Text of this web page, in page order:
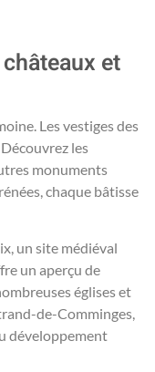
et
Les vestiges des
les
monuments
chaque bâtisse
un site médiéval
un aperçu de
églises et
de-Comminges,
développement